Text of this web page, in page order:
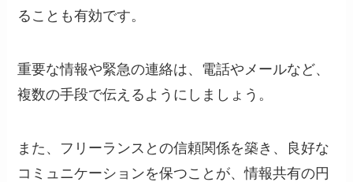
ることも有効です。
重要な情報や緊急の連絡は、電話やメールなど、
複数の手段で伝えるようにしましょう。
また、フリーランスとの信頼関係を築き、良好な
コミュニケーションを保つことが、情報共有の円